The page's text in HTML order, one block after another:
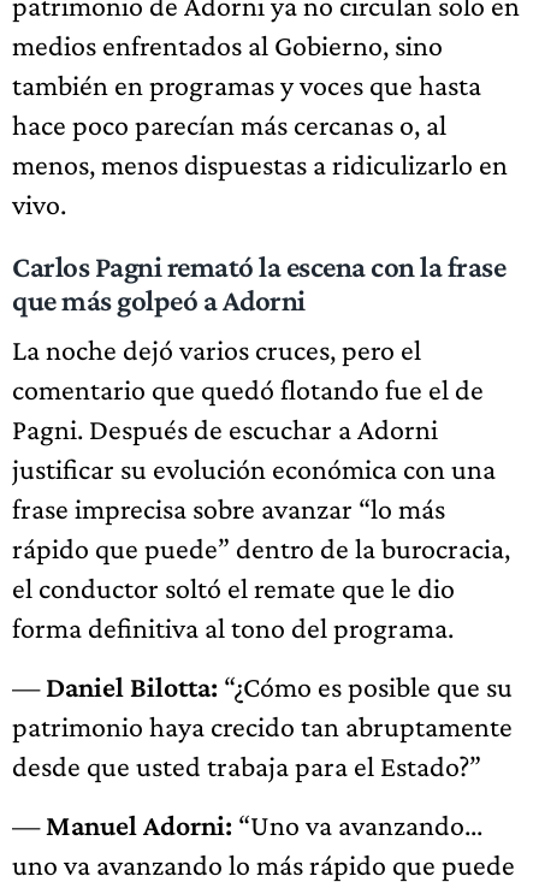
medios enfrentados al Gobierno, sino
también en programas y voces que hasta
hace poco parecían más cercanas o, al
menos, menos dispuestas a ridiculizarlo en
vivo.
Carlos Pagni remató la escena con la frase
que más golpeó a Adorni
La noche dejó varios cruces, pero el
comentario que quedó flotando fue el de
Pagni. Después de escuchar a Adorni
justificar su evolución económica con una
frase imprecisa sobre avanzar “lo más
rápido que puede” dentro de la burocracia,
el conductor soltó el remate que le dio
forma definitiva al tono del programa.
—Daniel Bilotta: “¿Cómo es posible que su
patrimonio haya crecido tan abruptamente
desde que usted trabaja para el Estado?”
—Manuel Adorni: “Uno va avanzando...
uno va avanzando lo más rápido que puede